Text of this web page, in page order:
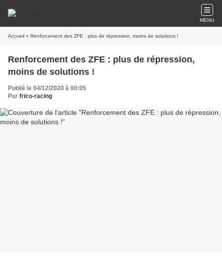
MENU
Accueil » Renforcement des ZFE : plus de répression, moins de solutions !
Renforcement des ZFE : plus de répression,
moins de solutions !
Publié le 04/12/2020 à 00:05
Par frico-racing